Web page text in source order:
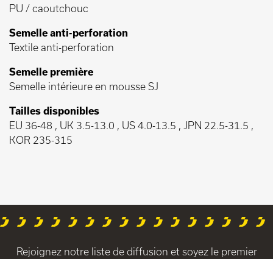
PU / caoutchouc
Semelle anti-perforation
Textile anti-perforation
Semelle première
Semelle intérieure en mousse SJ
Tailles disponibles
EU 36-48 , UK 3.5-13.0 , US 4.0-13.5 , JPN 22.5-31.5 ,
KOR 235-315
Rejoignez notre liste de diffusion et soyez le premier